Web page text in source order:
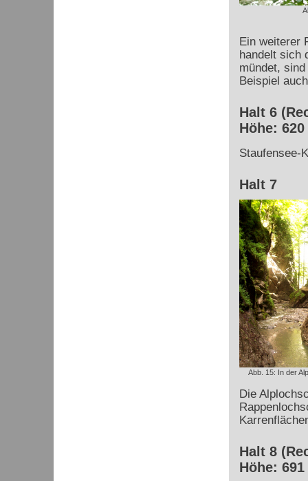
Ein weiterer
handelt sich
mündet,
Beispiel
Halt 6
Höhe:
Staufensee-
Halt 7
Abb. 15: In der
Die
Halt 8
Höhe: